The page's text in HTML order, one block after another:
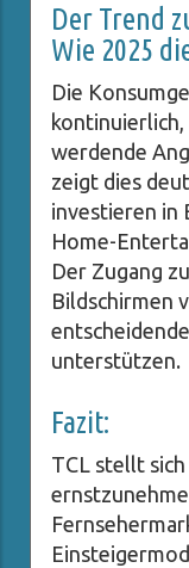
Der Trend
Wie 2025
Die
werdende
zeigt dies
investieren in
Home-
Der Zugang
Bildschirmen
unterstützen.
Fazit:
TCL stellt